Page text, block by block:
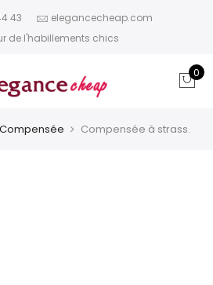
43
elegancecheap.com
de l'habillements chics
0
Compensée Compensée à strass.